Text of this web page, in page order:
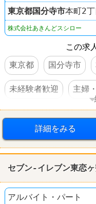
東京都国分寺市本町2
株式会社あきんどスシロー
この求
東京都
国分寺市
未経験者歓迎 主婦
高校生OK 交通費支
60代以
詳細をみる
セブン-イレブン東恋
アルバイト・パート